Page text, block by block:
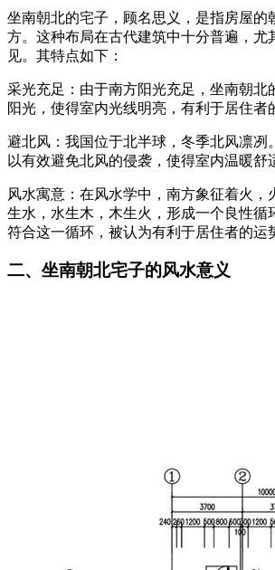
坐南朝北的宅子，顾名思义，是指房屋的
方。这种布局在古代建筑中十分普遍，尤
见。其特点如下：
采光充足：由于南方阳光充足，坐南朝北
阳光，使得室内光线明亮，有利于居住者
避北风：我国位于北半球，冬季北风凛冽
以有效避免北风的侵袭，使得室内温暖舒
风水寓意：在风水学中，南方象征着火，
生水，水生木，木生火，形成一个良性循
符合这一循环，被认为有利于居住者的运
二、坐南朝北宅子的风水意义